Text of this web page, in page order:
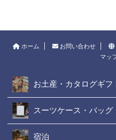
ホーム お問い合わせ
マッ
お土産・カタログギフ
スーツケース・バッグ
宿泊